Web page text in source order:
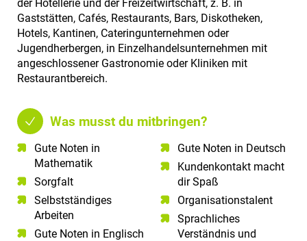
der Hotellerie und der Freizeitwirtschaft, z. B. in
Gaststätten, Cafés, Restaurants, Bars, Diskotheken,
Hotels, Kantinen, Cateringunternehmen oder
Jugendherbergen, in Einzelhandelsunternehmen mit
angeschlossener Gastronomie oder Kliniken mit
Restaurantbereich.
Was musst du mitbringen?
Gute Noten in
Mathematik​
Sorgfalt​
Selbstständiges
Arbeiten​
Gute Noten in Englisch​
Gute Noten in Deutsch​
Kundenkontakt macht
dir Spaß​
Organisationstalent
Sprachliches
Verständnis und